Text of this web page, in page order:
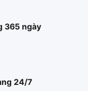
365 ngày
24/7